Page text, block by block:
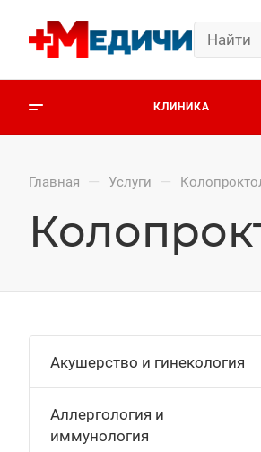
КЛИНИКА
Главная — Услуги —
Акушерство и гинекология
Аллергология и
иммунология